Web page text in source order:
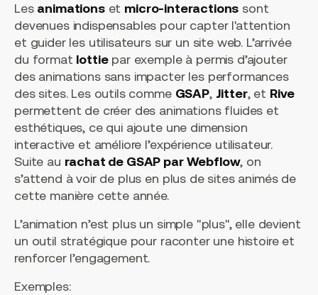
Les animationset micro-interactions sont
devenues indispensables pour capter l'attention
et guider les utilisateurs sur un site web. L’arrivée
du format lottiepar exemple à permis d’ajouter
des animations sans impacter les performances
des sites. Les outils comme GSAP, Jitter, et Rive
permettent de créer des animations fluides et
esthétiques, ce qui ajoute une dimension
interactive et améliore l’expérience utilisateur.
Suite au rachat de GSAP par Webflow, on
s’attend à voir de plus en plus de sites animés de
cette manière cette année.
L’animation n’est plus un simple "plus", elle devient
un outil stratégique pour raconter une histoire et
renforcer l’engagement.
Exemples: